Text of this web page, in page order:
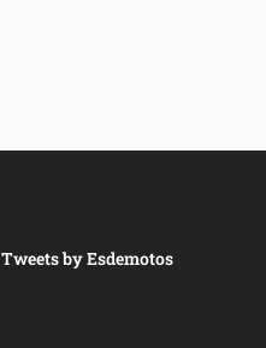
Tweets by Esdemotos